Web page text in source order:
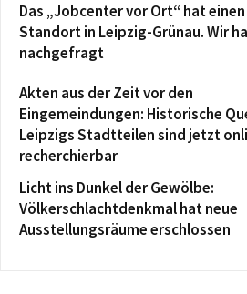
Das „Jobcenter vor Ort“ hat
Standort in Leipzig-Grünau. Wir
nachgefragt
Akten aus der Zeit vor den
Eingemeindungen: Historische
Leipzigs Stadtteilen sind jetzt
recherchierbar
Licht ins Dunkel der Gewölbe:
Völkerschlachtdenkmal hat neue
Ausstellungsräume erschlossen